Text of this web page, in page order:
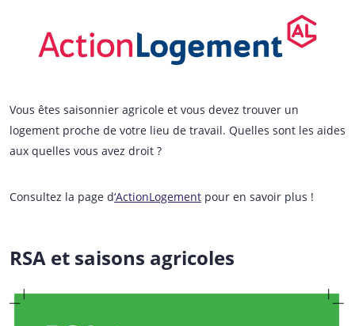
Vous êtes saisonnier agricole et vous devez trouver un
logement proche de votre lieu de travail. Quelles sont les aides
aux quelles vous avez droit ?
Consultez la page d‘ActionLogement pour en savoir plus !
RSA et saisons agricoles